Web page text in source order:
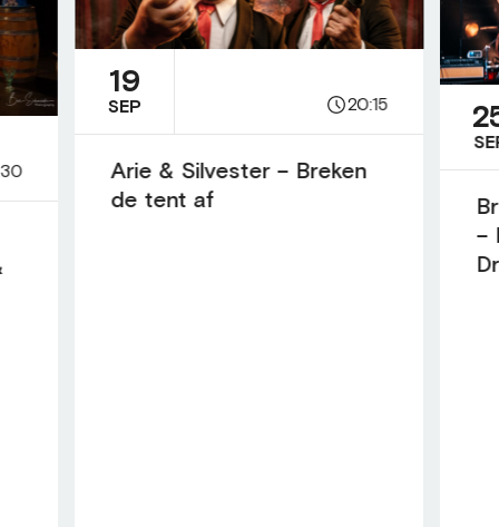
19
SEP 20:15
Arie & Silvester – Breken
de tent af
–